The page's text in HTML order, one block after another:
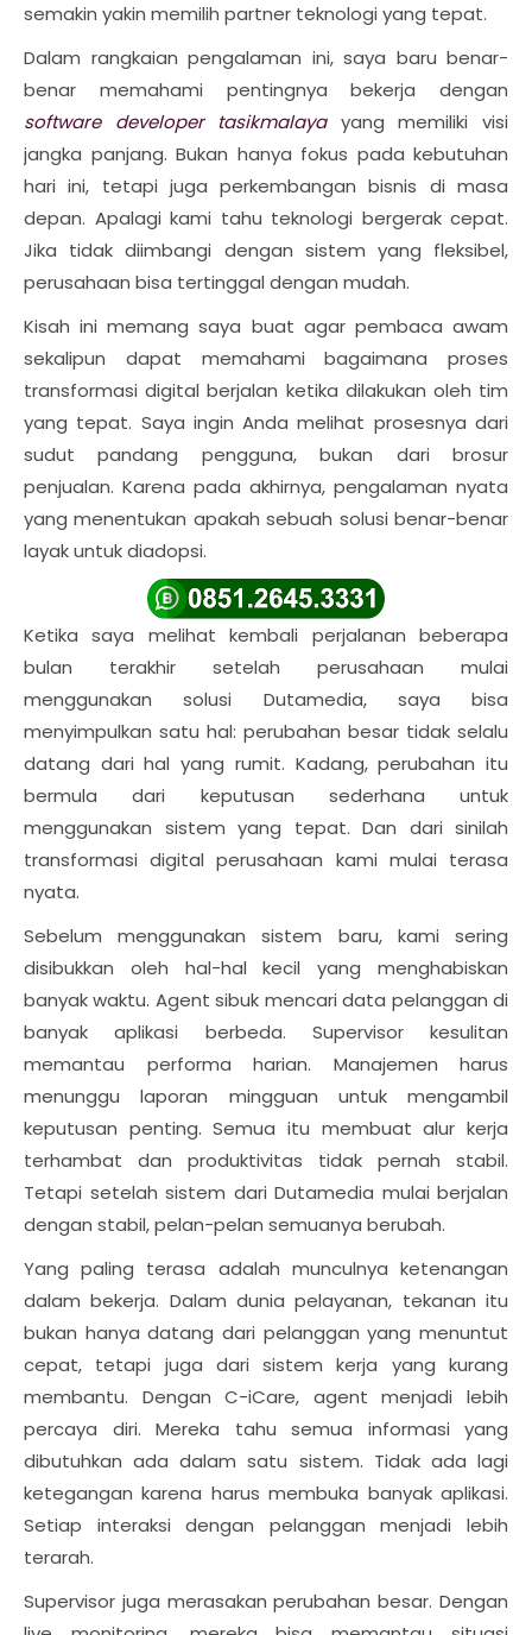
semakin yakin memilih partner teknologi yang tepat.
Dalam rangkaian pengalaman ini, saya baru benar-
benar memahami pentingnya bekerja dengan
software developer tasikmalayayang memiliki visi
jangka panjang. Bukan hanya fokus pada kebutuhan
hari ini, tetapi juga perkembangan bisnis di masa
depan. Apalagi kami tahu teknologi bergerak cepat.
Jika tidak diimbangi dengan sistem yang fleksibel,
perusahaan bisa tertinggal dengan mudah.
Kisah ini memang saya buat agar pembaca awam
sekalipun dapat memahami bagaimana proses
transformasi digital berjalan ketika dilakukan oleh tim
yang tepat. Saya ingin Anda melihat prosesnya dari
sudut pandang pengguna, bukan dari brosur
penjualan. Karena pada akhirnya, pengalaman nyata
yang menentukan apakah sebuah solusi benar-benar
layak untuk diadopsi.
Ketika saya melihat kembali perjalanan beberapa
bulan terakhir setelah perusahaan mulai
menggunakan solusi Dutamedia, saya bisa
menyimpulkan satu hal: perubahan besar tidak selalu
datang dari hal yang rumit. Kadang, perubahan itu
bermula dari keputusan sederhana untuk
menggunakan sistem yang tepat. Dan dari sinilah
transformasi digital perusahaan kami mulai terasa
nyata.
Sebelum menggunakan sistem baru, kami sering
disibukkan oleh hal-hal kecil yang menghabiskan
banyak waktu. Agent sibuk mencari data pelanggan di
banyak aplikasi berbeda. Supervisor kesulitan
memantau performa harian. Manajemen harus
menunggu laporan mingguan untuk mengambil
keputusan penting. Semua itu membuat alur kerja
terhambat dan produktivitas tidak pernah stabil.
Tetapi setelah sistem dari Dutamedia mulai berjalan
dengan stabil, pelan-pelan semuanya berubah.
Yang paling terasa adalah munculnya ketenangan
dalam bekerja. Dalam dunia pelayanan, tekanan itu
bukan hanya datang dari pelanggan yang menuntut
cepat, tetapi juga dari sistem kerja yang kurang
membantu. Dengan C-iCare, agent menjadi lebih
percaya diri. Mereka tahu semua informasi yang
dibutuhkan ada dalam satu sistem. Tidak ada lagi
ketegangan karena harus membuka banyak aplikasi.
Setiap interaksi dengan pelanggan menjadi lebih
terarah.
Supervisor juga merasakan perubahan besar. Dengan